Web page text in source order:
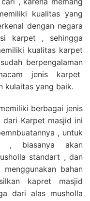
kualitas yang
dengan negara
karpet , sehingga
kualitas karpet
berpengalaman
jenis karpet
kulaitas yang baik.
berbagai jenis
Karpet masjid ini
, untuk
, biasanya akan
standart , dan
bahan
kapret masjid
dari alas musholla